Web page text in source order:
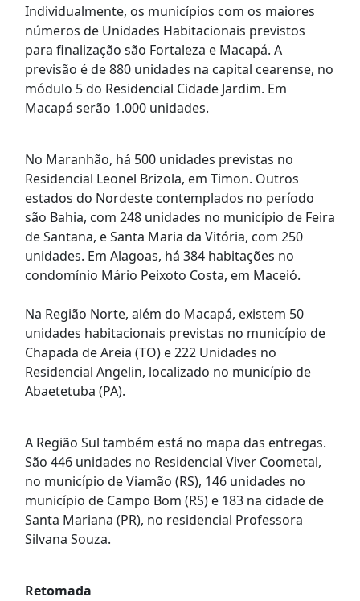
Individualmente, os municípios com os maiores
números de Unidades Habitacionais previstos
para finalização são Fortaleza e Macapá. A
previsão é de 880 unidades na capital cearense, no
módulo 5 do Residencial Cidade Jardim. Em
Macapá serão 1.000 unidades.
No Maranhão, há 500 unidades previstas no
Residencial Leonel Brizola, em Timon. Outros
estados do Nordeste contemplados no período
são Bahia, com 248 unidades no município de Feira
de Santana, e Santa Maria da Vitória, com 250
unidades. Em Alagoas, há 384 habitações no
condomínio Mário Peixoto Costa, em Maceió.
Na Região Norte, além do Macapá, existem 50
unidades habitacionais previstas no município de
Chapada de Areia (TO) e 222 Unidades no
Residencial Angelin, localizado no município de
Abaetetuba (PA).
A Região Sul também está no mapa das entregas.
São 446 unidades no Residencial Viver Coometal,
no município de Viamão (RS), 146 unidades no
município de Campo Bom (RS) e 183 na cidade de
Santa Mariana (PR), no residencial Professora
Silvana Souza.
Retomada